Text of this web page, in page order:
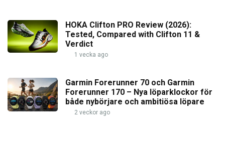
HOKA Clifton PRO Review (2026):
Tested, Compared with Clifton 11 &
Verdict
1 vecka ago
Garmin Forerunner 70 och Garmin
Forerunner 170 – Nya löparklockor för
både nybörjare och ambitiösa löpare
2 veckor ago